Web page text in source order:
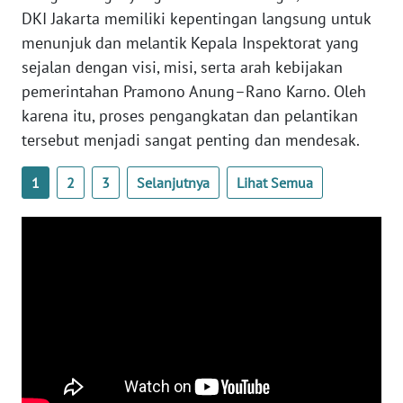
DKI Jakarta memiliki kepentingan langsung untuk
menunjuk dan melantik Kepala Inspektorat yang
sejalan dengan visi, misi, serta arah kebijakan
pemerintahan Pramono Anung–Rano Karno. Oleh
karena itu, proses pengangkatan dan pelantikan
tersebut menjadi sangat penting dan mendesak.
1 2 3 Selanjutnya Lihat Semua
WN
KALTARA
WN
KALTIM
SULUT